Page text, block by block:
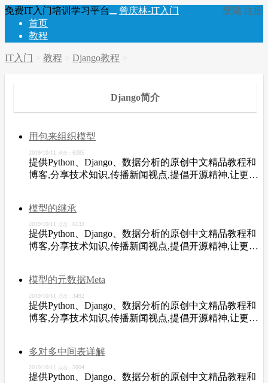
免费IT入门培训学习平台 登陆 注册
曾庆林-IT入门
首页
教程
IT入门 教程 Django教程
Django简介
用包来组织模型
2019/10/11 点击： 6385
提供Python、Django、数据分析的原创中文精品教程和
博客,分享技术知识,传播新闻视点,提倡开源精神,让更多
模型的继承
2019/10/11 点击： 6133
提供Python、Django、数据分析的原创中文精品教程和
博客,分享技术知识,传播新闻视点,提倡开源精神,让更多
模型的元数据Meta
2019/10/11 点击： 3492
提供Python、Django、数据分析的原创中文精品教程和
博客,分享技术知识,传播新闻视点,提倡开源精神,让更多
多对多中间表详解
2019/10/11 点击： 5004
提供Python、Django、数据分析的原创中文精品教程和